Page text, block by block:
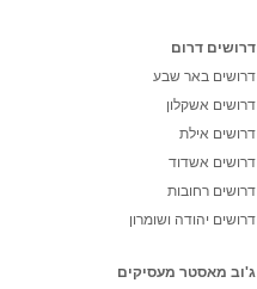
דרושים דרום
דרושים באר שבע
דרושים אשקלון
דרושים אילת
דרושים אשדוד
דרושים רחובות
דרושים יהודה ושומרון
ג'וב מאסטר מעסיקים